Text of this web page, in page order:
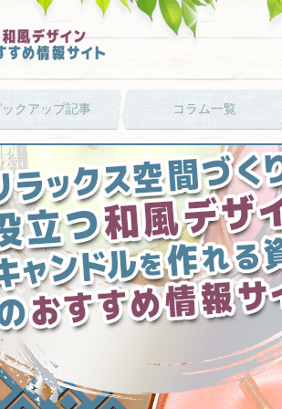
クアップ記事 コラム一覧